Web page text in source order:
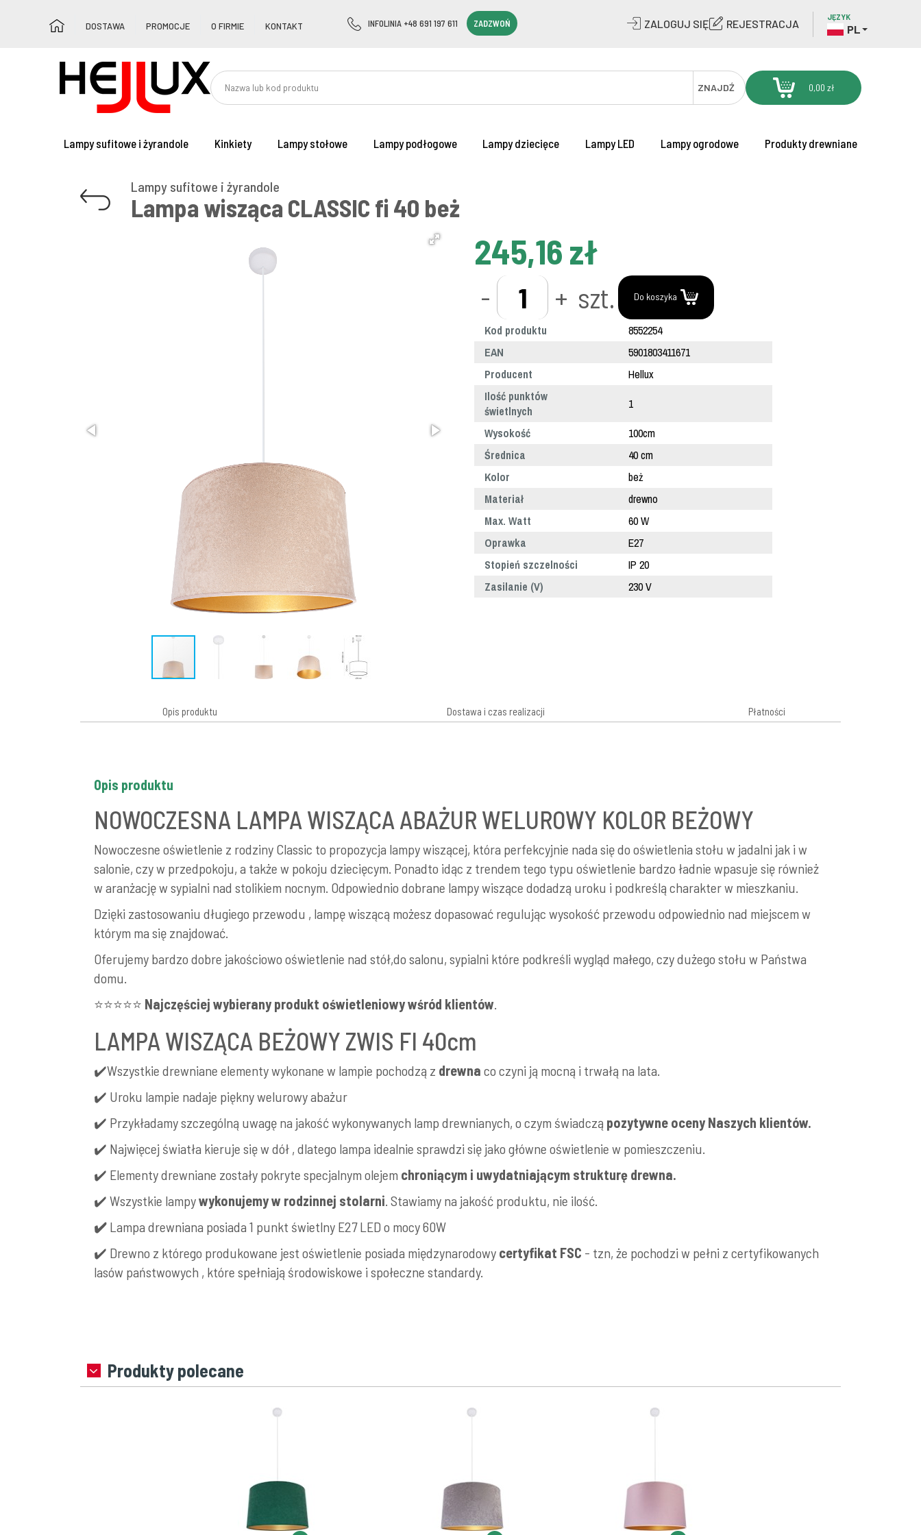
DOSTAWA PROMOCJE O FIRMIE KONTAKT INFOLINIA +48 691 197 611 ZADZWOŃ ZALOGUJ SIĘ REJESTRACJA
JĘZYK
PL
ZNAJDŹ 0,00 zł
Lampy sufitowe i żyrandole Kinkiety Lampy stołowe Lampy podłogowe Lampy dziecięce Lampy LED Lampy ogrodowe Produkty drewniane
Lampy sufitowe i żyrandole
Lampa wisząca CLASSIC fi 40 beż
245,16 zł
- + szt. Do koszyka
Kod produktu
8552254
EAN
5901803411671
Producent
Hellux
Ilość punktów
świetlnych
1
Wysokość
100cm
Średnica
40 cm
Kolor
beż
Materiał
drewno
Max. Watt
60 W
Oprawka
E27
Stopień szczelności
IP 20
Zasilanie (V)
230 V
Opis produktu Dostawa i czas realizacji Płatności
Opis produktu
NOWOCZESNA LAMPA WISZĄCA ABAŻUR WELUROWY KOLOR BEŻOWY
Nowoczesne oświetlenie z rodziny Classic to propozycja lampy wiszącej, która perfekcyjnie nada się do oświetlenia stołu w jadalni jak i w
salonie, czy w przedpokoju, a także w pokoju dziecięcym. Ponadto idąc z trendem tego typu oświetlenie bardzo ładnie wpasuje się również
w aranżację w sypialni nad stolikiem nocnym. Odpowiednio dobrane lampy wiszące dodadzą uroku i podkreślą charakter w mieszkaniu.
Dzięki zastosowaniu długiego przewodu , lampę wiszącą możesz dopasować regulując wysokość przewodu odpowiednio nad miejscem w
którym ma się znajdować.
Oferujemy bardzo dobre jakościowo oświetlenie nad stół,do salonu, sypialni które podkreśli wygląd małego, czy dużego stołu w Państwa
domu.
⭐⭐⭐⭐⭐ Najczęściej wybierany produkt oświetleniowy wśród klientów.
LAMPA WISZĄCA BEŻOWY ZWIS FI 40cm
✔️Wszystkie drewniane elementy wykonane w lampie pochodzą z drewna co czyni ją mocną i trwałą na lata.
✔️ Uroku lampie nadaje piękny welurowy abażur
✔️ Przykładamy szczególną uwagę na jakość wykonywanych lamp drewnianych, o czym świadczą pozytywne oceny Naszych klientów.
✔️ Najwięcej światła kieruje się w dół , dlatego lampa idealnie sprawdzi się jako główne oświetlenie w pomieszczeniu.
✔️ Elementy drewniane zostały pokryte specjalnym olejem chroniącym i uwydatniającym strukturę drewna.
✔️ Wszystkie lampywykonujemy w rodzinnej stolarni. Stawiamy na jakość produktu, nie ilość.
✔️ Lampa drewniana posiada 1 punkt świetlny E27 LED o mocy 60W
✔️ Drewno z którego produkowane jest oświetlenie posiada międzynarodowy certyfikat FSC - tzn, że pochodzi w pełni z certyfikowanych
lasów państwowych , które spełniają środowiskowe i społeczne standardy.
Produkty polecane